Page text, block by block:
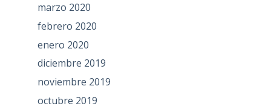
marzo 2020
febrero 2020
enero 2020
diciembre 2019
noviembre 2019
octubre 2019